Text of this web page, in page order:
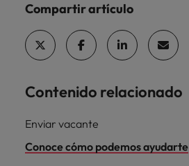
Compartir artículo
Contenido relacionado
Enviar vacante
Conoce cómo podemos ayudarte